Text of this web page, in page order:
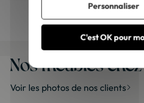
Nos meubles
Voir les photos de nos clients
C'est OK pour
Personnaliser